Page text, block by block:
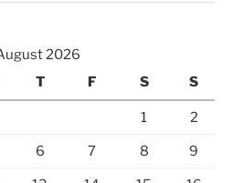
2026
T F S S
1 2
6 7 8 9